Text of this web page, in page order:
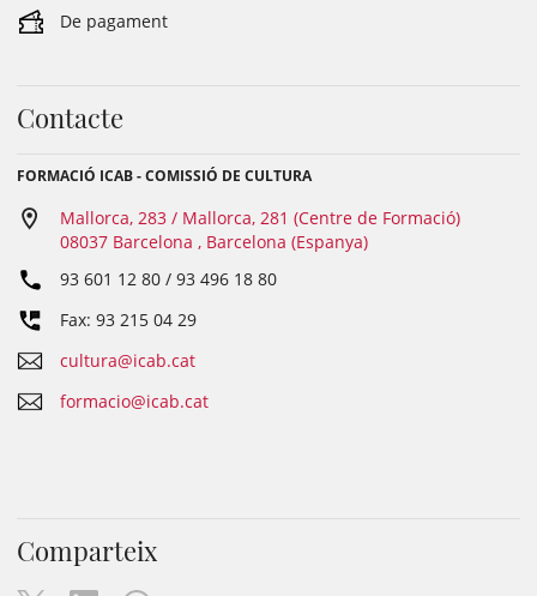
De pagament
Contacte
FORMACIÓ ICAB - COMISSIÓ DE CULTURA
Mallorca, 283 / Mallorca, 281 (Centre de Formació)
08037 Barcelona , Barcelona (Espanya)
93 601 12 80 / 93 496 18 80
Fax: 93 215 04 29
cultura@icab.cat
formacio@icab.cat
Comparteix